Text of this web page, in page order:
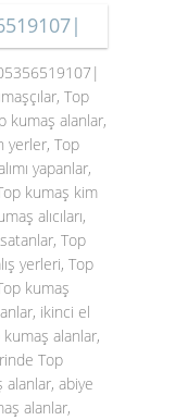
Top
kumaş alanlar,
yerler, Top
yapanlar,
kumaş kim
alıcıları,
Top
yerleri, Top
kumaş
ikinci el
alanlar,
Top
alanlar, abiye
alanlar,